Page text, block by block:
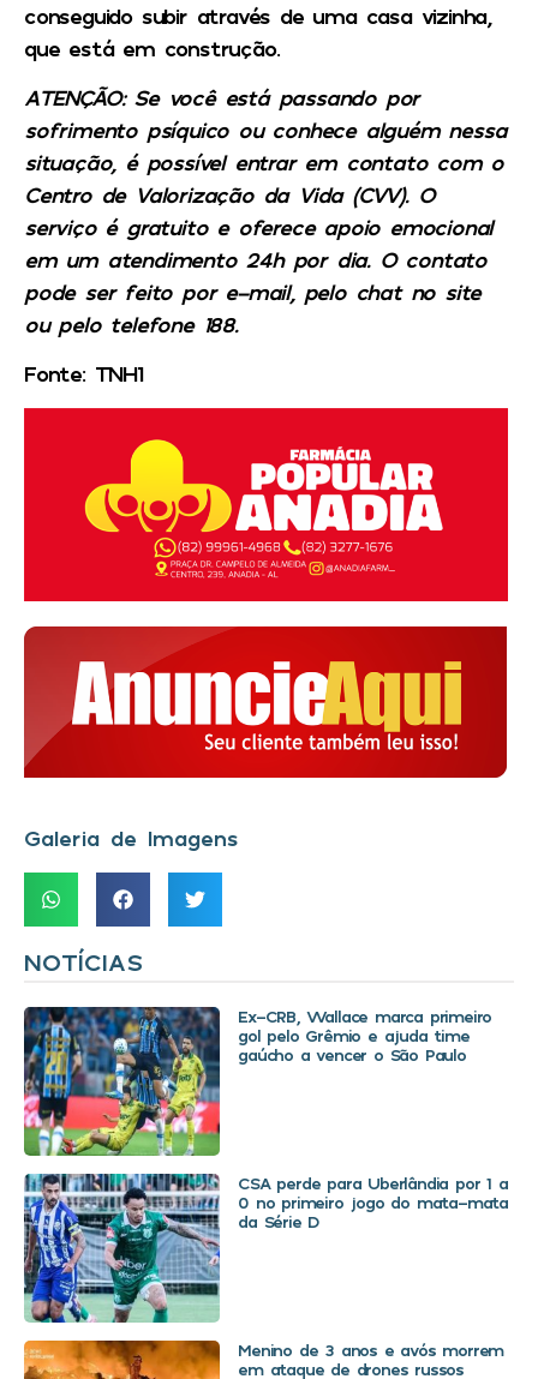
conseguido subir através de uma casa vizinha,
que está em construção.
ATENÇÃO: Se você está passando por
sofrimento psíquico ou conhece alguém nessa
situação, é possível entrar em contato com o
Centro de Valorização da Vida (CVV). O
serviço é gratuito e oferece apoio emocional
em um atendimento 24h por dia. O contato
pode ser feito por e-mail, pelo chat no site
ou pelo telefone 188.
Fonte: TNH1
Galeria de Imagens
NOTÍCIAS
Ex-CRB, Wallace marca primeiro
gol pelo Grêmio e ajuda time
gaúcho a vencer o São Paulo
CSA perde para Uberlândia por 1 a
0 no primeiro jogo do mata-mata
da Série D
Menino de 3 anos e avós morrem
em ataque de drones russos